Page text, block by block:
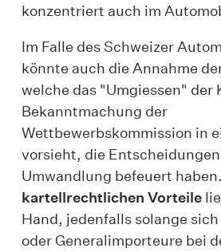
konzentriert auch im
Im Falle des Schweizer
könnte auch die Annahme
welche das "Umgiessen" der
Bekanntmachung der
Wettbewerbskommission in
vorsieht, die
Umwandlung befeuert
kartellrechtlichen Vorteile
Hand, jedenfalls solange
oder Generalimporteure bei